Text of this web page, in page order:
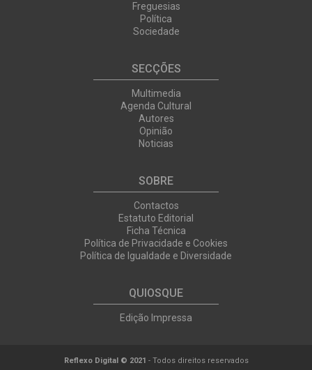
Freguesias
Política
Sociedade
SECÇÕES
Multimedia
Agenda Cultural
Autores
Opinião
Noticias
SOBRE
Contactos
Estatuto Editorial
Ficha Técnica
Política de Privacidade e Cookies
Política de Igualdade e Diversidade
QUIOSQUE
Edição Impressa
Reflexo Digital © 2021 - Todos direitos reservados